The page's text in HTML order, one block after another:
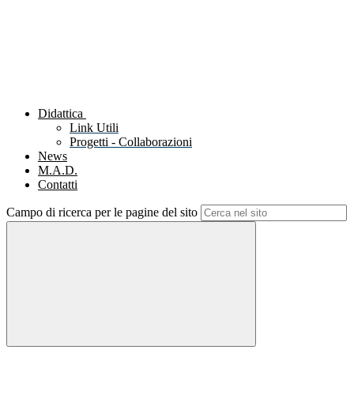
Didattica
Link Utili
Progetti - Collaborazioni
News
M.A.D.
Contatti
Campo di ricerca per le pagine del sito